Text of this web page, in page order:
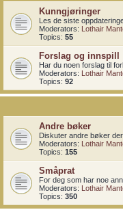
Kunngjøringer
Les de siste
Moderators: Lothair
Topics: 55
Forslag og innspill
Har du noen forslag til
Moderators: Lothair
Topics: 92
Andre bøker
Diskuter andre bøker
Moderators: Lothair
Topics: 155
Småprat
For deg som har noe
Moderators: Lothair
Topics: 350